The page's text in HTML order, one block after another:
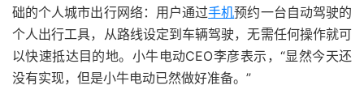
础的个人城市出行网络：用户通过手机预约一台自动驾驶的
个人出行工具，从路线设定到车辆驾驶，无需任何操作就可
以快速抵达目的地。小牛电动CEO李彦表示，“显然今天还
没有实现，但是小牛电动已然做好准备。”